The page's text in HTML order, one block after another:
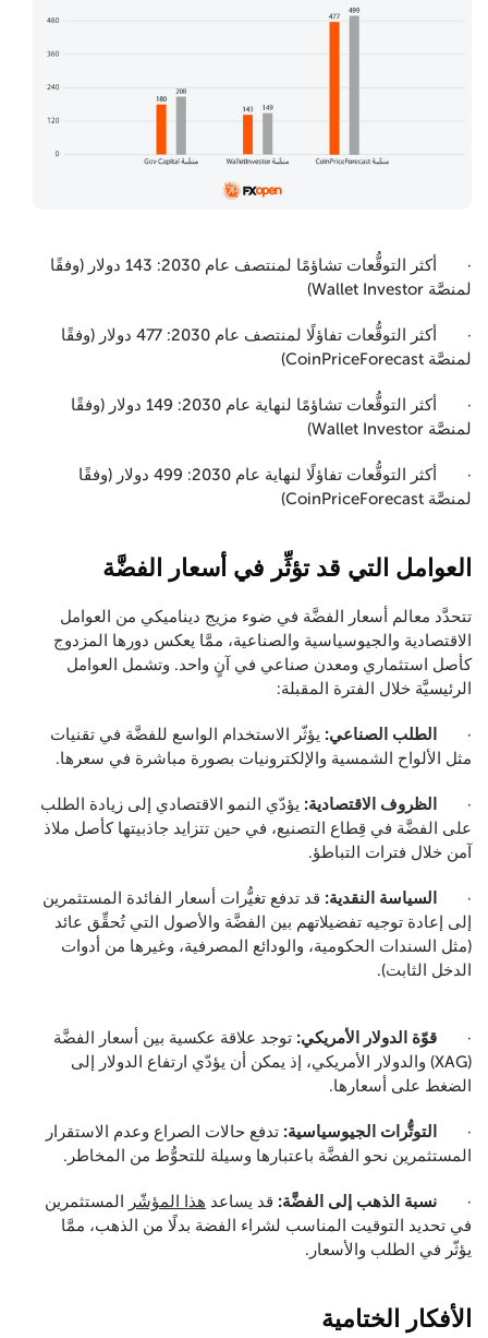
· أكثر التوقُّعات تشاؤمًا لمنتصف عام 2030: 143 دولار (وفقًا
لمنصَّة Wallet Investor)
· أكثر التوقُّعات تفاؤلًا لمنتصف عام 2030: 477 دولار (وفقًا
لمنصَّة CoinPriceForecast)
· أكثر التوقُّعات تشاؤمًا لنهاية عام 2030: 149 دولار (وفقًا
لمنصَّة Wallet Investor)
· أكثر التوقُّعات تفاؤلًا لنهاية عام 2030: 499 دولار (وفقًا
لمنصَّة CoinPriceForecast)
العوامل التي قد تؤثِّر في أسعار الفضَّة
تتحدَّد معالم أسعار الفضَّة في ضوء مزيج ديناميكي من العوامل
الاقتصادية والجيوسياسية والصناعية، ممَّا يعكس دورها المزدوج
كأصل استثماري ومعدن صناعي في آنٍ واحد. وتشمل العوامل
الرئيسيَّة خلال الفترة المقبلة:
· الطلب الصناعي: يؤثّر الاستخدام الواسع للفضَّة في تقنيات
مثل الألواح الشمسية والإلكترونيات بصورة مباشرة في سعرها.
· الظروف الاقتصادية: يؤدّي النمو الاقتصادي إلى زيادة الطلب
على الفضَّة في قِطاع التصنيع، في حين تتزايد جاذبيتها كأصل ملاذ
آمن خلال فترات التباطؤ.
· السياسة النقدية: قد تدفع تغيُّرات أسعار الفائدة المستثمرين
إلى إعادة توجيه تفضيلاتهم بين الفضَّة والأصول التي تُحقِّق عائد
(مثل السندات الحكومية، والودائع المصرفية، وغيرها من أدوات
الدخل الثابت).
· قوّة الدولار الأمريكي: توجد علاقة عكسية بين أسعار الفضَّة
(XAG) والدولار الأمريكي، إذ يمكن أن يؤدّي ارتفاع الدولار إلى
الضغط على أسعارها.
· التوتُّرات الجيوسياسية: تدفع حالات الصراع وعدم الاستقرار
المستثمرين نحو الفضَّة باعتبارها وسيلة للتحوُّط من المخاطر.
· نسبة الذهب إلى الفضَّة: قد يساعد هذا المؤشّر المستثمرين
في تحديد التوقيت المناسب لشراء الفضة بدلًا من الذهب، ممَّا
يؤثّر في الطلب والأسعار.
الأفكار الختامية